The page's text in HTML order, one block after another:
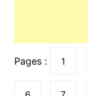
Pages : 1